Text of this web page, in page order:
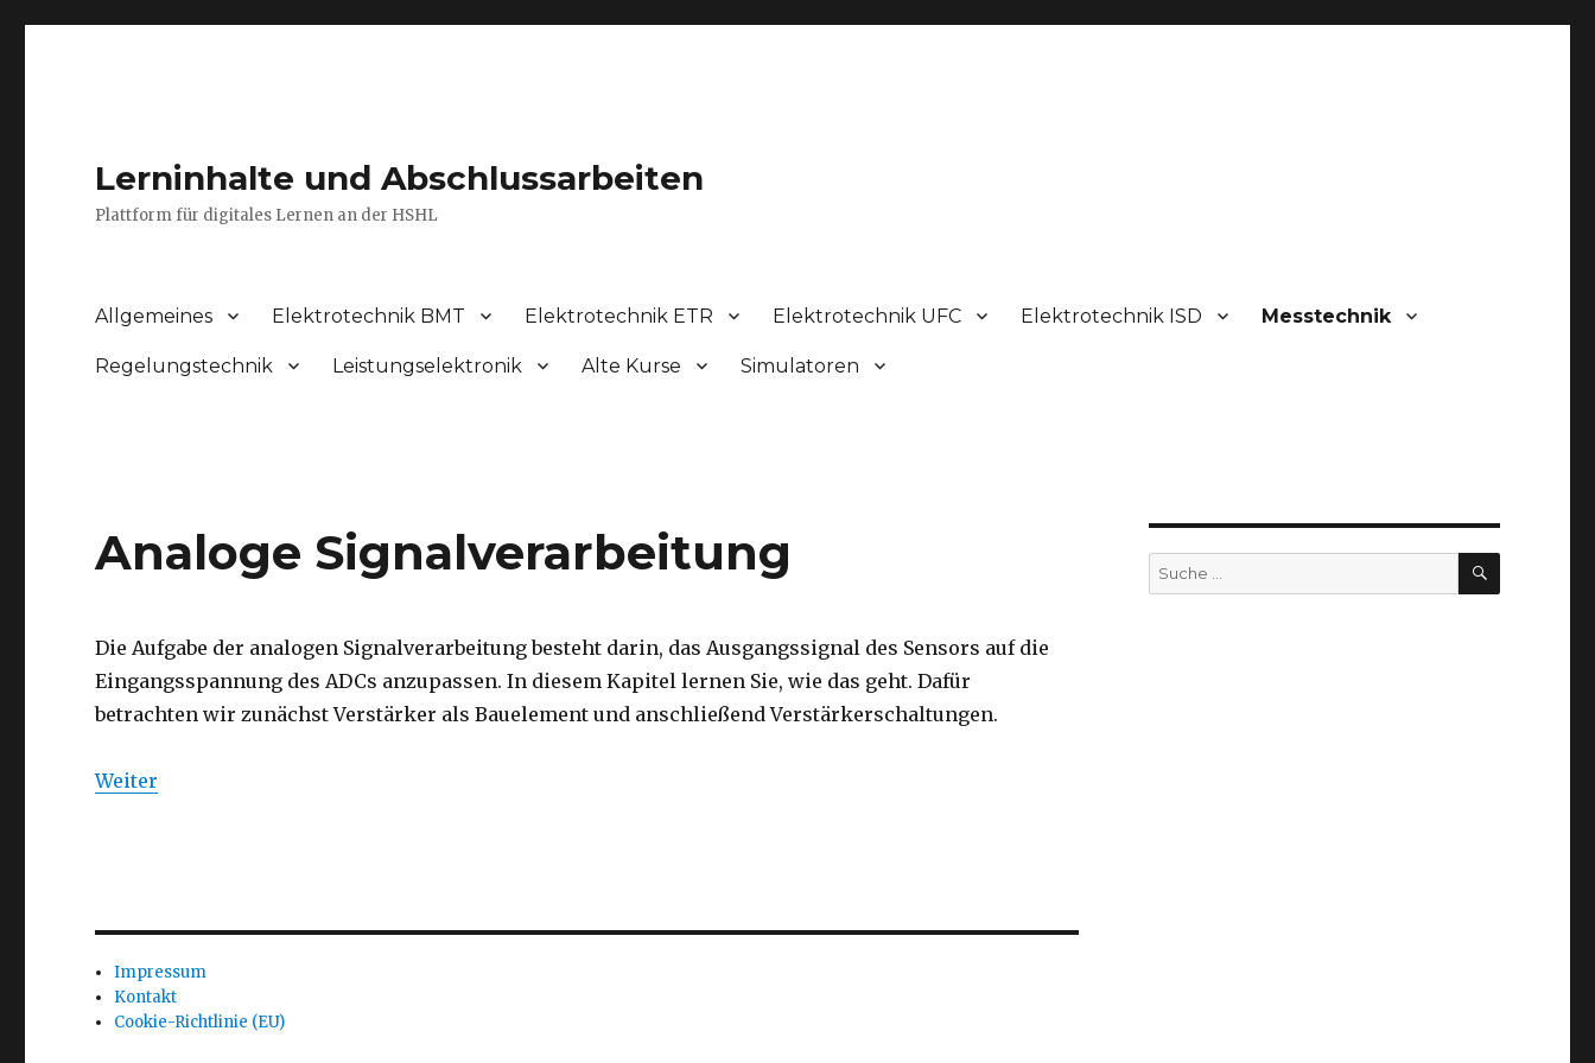
Lerninhalte und Abschlussarbeiten
Plattform für digitales Lernen an der HSHL
Allgemeines Elektrotechnik BMT Elektrotechnik ETR Elektrotechnik UFC Elektrotechnik ISD Messtechnik
Regelungstechnik Leistungselektronik Alte Kurse Simulatoren
Analoge Signalverarbeitung
Die Aufgabe der analogen Signalverarbeitung besteht darin, das Ausgangssignal des Sensors auf die
Eingangsspannung des ADCs anzupassen. In diesem Kapitel lernen Sie, wie das geht. Dafür
betrachten wir zunächst Verstärker als Bauelement und anschließend Verstärkerschaltungen.
Weiter
Impressum
Kontakt
Cookie-Richtlinie (EU)
Suche
nach:
SUCHEN